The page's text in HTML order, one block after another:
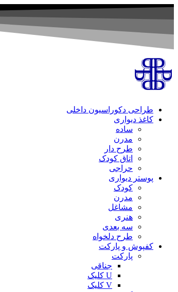
طراحی دکوراسیون داخلی
کاغذ دیواری
ساده
مدرن
طرح دار
اتاق کودک
حراجی
پوستر دیواری
کودک
مدرن
مشاغل
هنری
سه بعدی
طرح دلخواه
کفپوش و پارکت
پارکت
جناقی
U کلیک
V کلیک